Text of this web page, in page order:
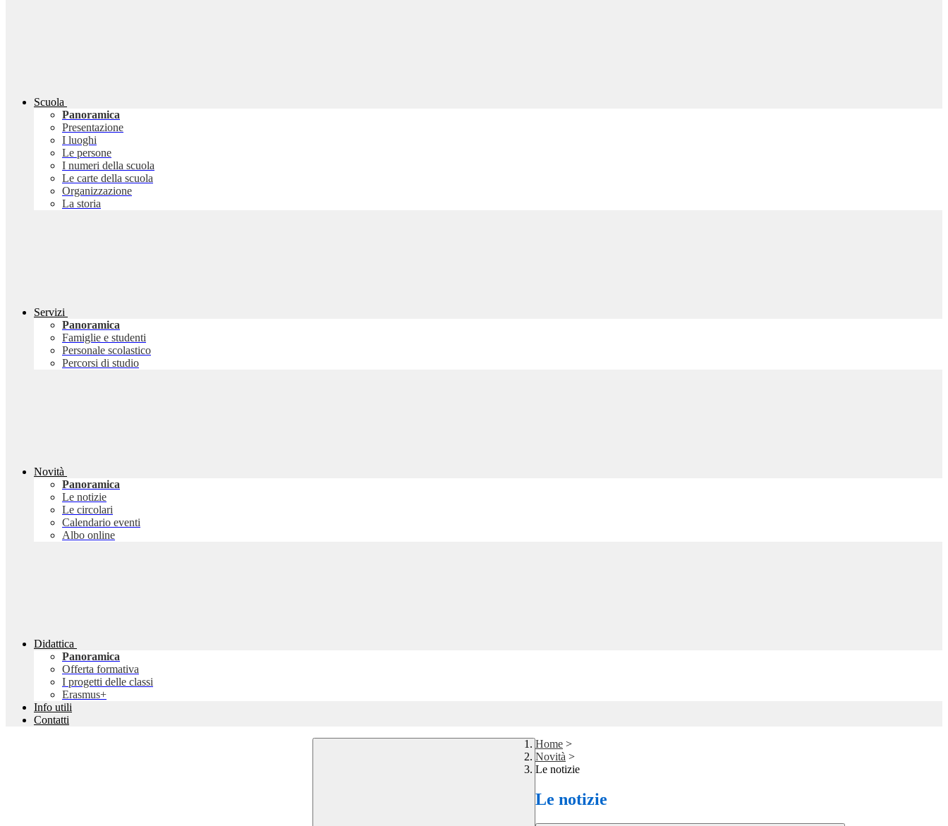
Scuola
Panoramica
Presentazione
I luoghi
Le persone
I numeri della scuola
Le carte della scuola
Organizzazione
La storia
Servizi
Panoramica
Famiglie e studenti
Personale scolastico
Percorsi di studio
Novità
Panoramica
Le notizie
Le circolari
Calendario eventi
Albo online
Didattica
Panoramica
Offerta formativa
I progetti delle classi
Erasmus+
Info utili
Contatti
Home >
Novità >
Le notizie
Le notizie